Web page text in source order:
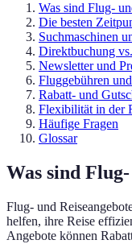
Was sind Flug-
Die besten
Suchmaschinen
Direktbuchung
Newsletter und
Fluggebühren
Rabatt- und
Flexibilität in der
Häufige Fragen
Glossar
Was sind
Flug- und
helfen, ihre Reise
Angebote können